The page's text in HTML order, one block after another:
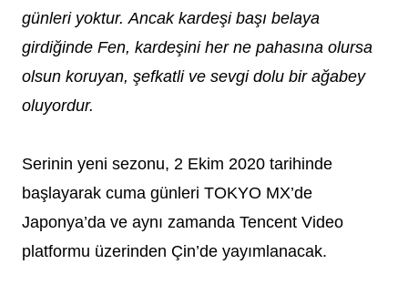
günleri yoktur. Ancak kardeşi başı belaya
girdiğinde Fen, kardeşini her ne pahasına olursa
olsun koruyan, şefkatli ve sevgi dolu bir ağabey
oluyordur.
Serinin yeni sezonu, 2 Ekim 2020 tarihinde
başlayarak cuma günleri TOKYO MX’de
Japonya’da ve aynı zamanda Tencent Video
platformu üzerinden Çin’de yayımlanacak.